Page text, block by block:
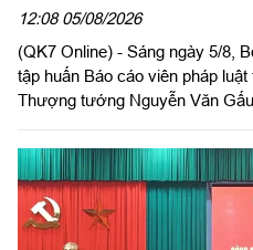
12:08 05/08/2026
(QK7 Online) - Sáng ngày 5/8,
tập huấn Báo cáo viên pháp luật
Thượng tướng Nguyễn Văn
Bộ Quốc phòng, Chủ tịch Hội
Bộ Quốc phòng chủ trì hội
hình thức trực tiếp kết hợp với
trong toàn quân.